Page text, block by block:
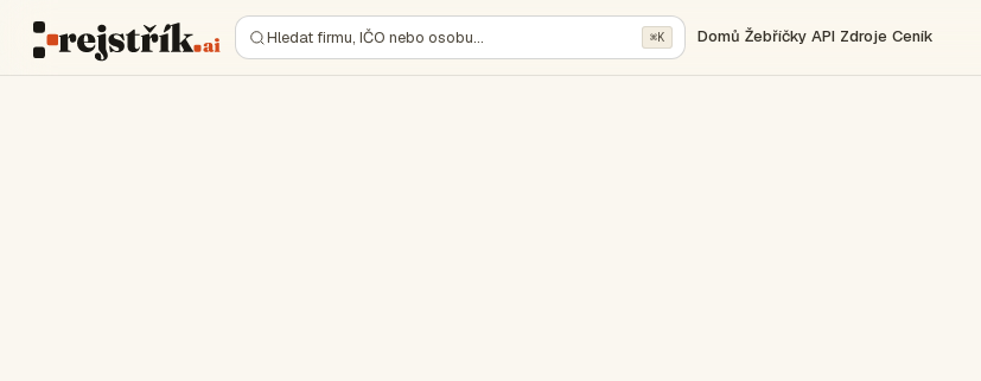
Hledat firmu, IČO nebo osobu… ⌘K Domů Žebříčky API Zdroje Ceník